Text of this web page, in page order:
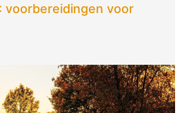
voorbereidingen voor